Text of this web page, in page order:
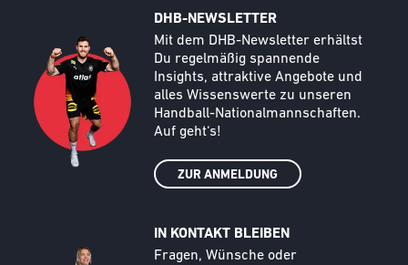
DHB-NEWSLETTER
Text
Mit dem DHB-Newsletter erhältst
Du regelmäßig spannende
Insights, attraktive Angebote und
alles Wissenswerte zu unseren
Handball-Nationalmannschaften.
Auf geht‘s!
ZUR ANMELDUNG
Call to action image
IN KONTAKT BLEIBEN
Text
Fragen, Wünsche oder